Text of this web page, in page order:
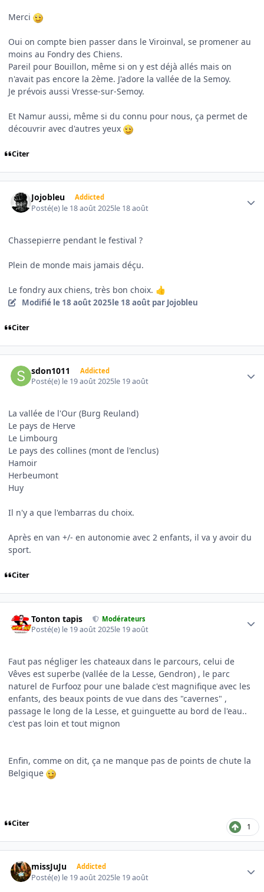
Merci
Oui on compte bien passer dans le Viroinval, se promener au
moins au Fondry des Chiens.
Pareil pour Bouillon, même si on y est déjà allés mais on
n'avait pas encore la 2ème. J'adore la vallée de la Semoy.
Je prévois aussi Vresse-sur-Semoy.
Et Namur aussi, même si du connu pour nous, ça permet de
découvrir avec d'autres yeux
Citer
Jojobleu Addicted
Posté(e) le 18 août 2025le 18 août
Chassepierre pendant le festival ?
Plein de monde mais jamais déçu.
Le fondry aux chiens, très bon choix. 👍
Modifié le 18 août 2025le 18 aoûtpar Jojobleu
Citer
sdon1011 Addicted
Posté(e) le 19 août 2025le 19 août
La vallée de l'Our (Burg Reuland)
Le pays de Herve
Le Limbourg
Le pays des collines (mont de l'enclus)
Hamoir
Herbeumont
Huy
Il n'y a que l'embarras du choix.
Après en van +/- en autonomie avec 2 enfants, il va y avoir du
sport.
Citer
Tonton tapis Modérateurs
Posté(e) le 19 août 2025le 19 août
Faut pas négliger les chateaux dans le parcours, celui de
Vêves est superbe (vallée de la Lesse, Gendron) , le parc
naturel de Furfooz pour une balade c'est magnifique avec les
enfants, des beaux points de vue dans des "cavernes" ,
passage le long de la Lesse, et guinguette au bord de l'eau..
c'est pas loin et tout mignon
Enfin, comme on dit, ça ne manque pas de points de chute la
Belgique
Citer 1
missJuJu Addicted
Posté(e) le 19 août 2025le 19 août